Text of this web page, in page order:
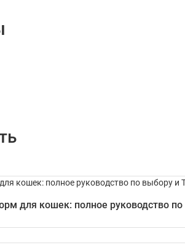
для кошек: полное руководство